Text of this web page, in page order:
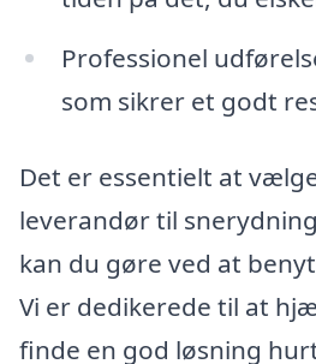
Professionel
som sikrer et godt
Det er essentielt at
leverandør til
kan du gøre ved at
Vi er dedikerede til at
finde en god løsning